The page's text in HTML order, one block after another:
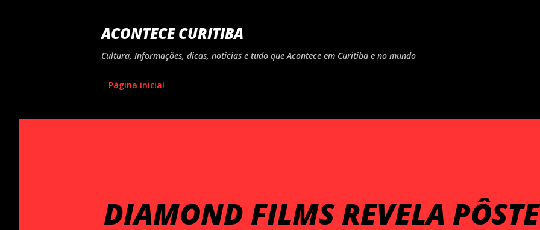
ACONTECE CURITIBA
Cultura, Informações, dicas, noticias e tudo que Acontece em Curitiba e no mundo
Página inicial
DIAMOND FILMS REVELA